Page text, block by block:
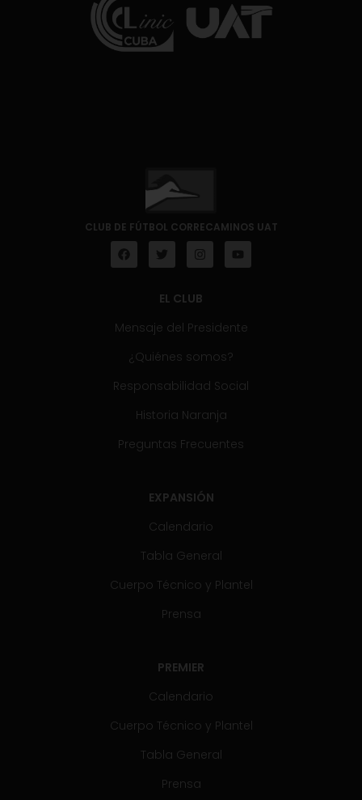
CLUB DE FÚTBOL CORRECAMINOS UAT
EL CLUB
Mensaje del Presidente
¿Quiénes somos?
Responsabilidad Social
Historia Naranja
Preguntas Frecuentes
EXPANSIÓN
Calendario
Tabla General
Cuerpo Técnico y Plantel
Prensa
PREMIER
Calendario
Cuerpo Técnico y Plantel
Tabla General
Prensa